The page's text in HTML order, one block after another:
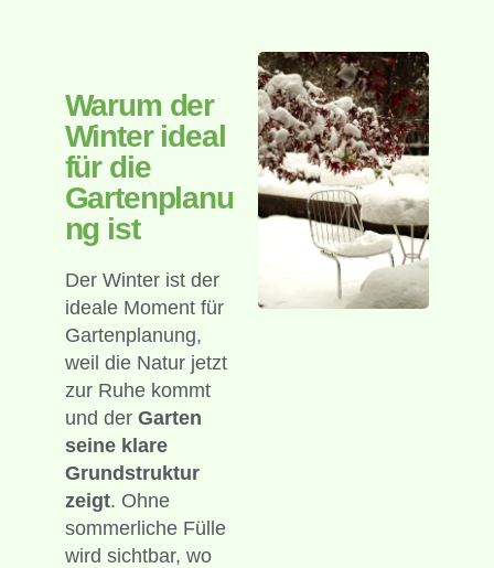
Warum der
Winter ideal
für die
Gartenplanu
ng ist
Der Winter ist der
ideale Moment für
Gartenplanung,
weil die Natur jetzt
zur Ruhe kommt
und der Garten
seine klare
Grundstruktur
zeigt. Ohne
sommerliche Fülle
wird sichtbar, wo